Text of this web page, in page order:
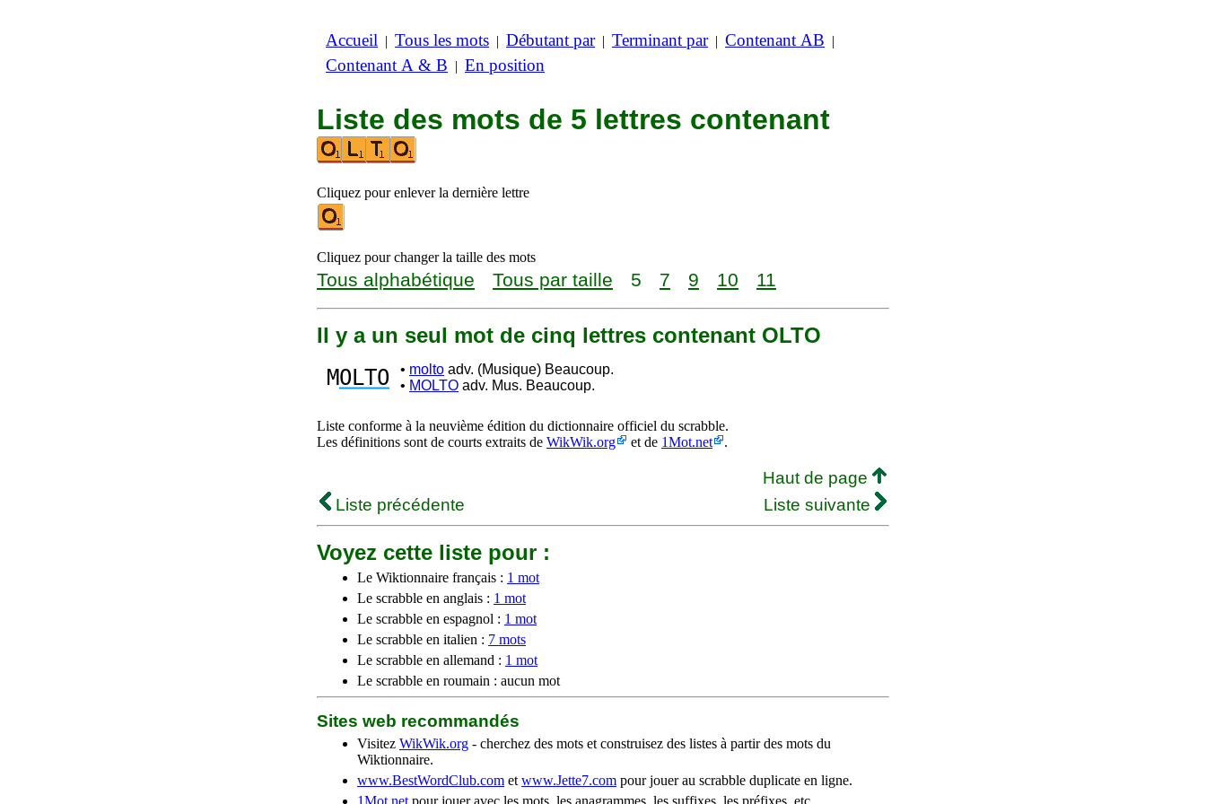
Accueil | Tous les mots | Débutant par| Terminant par| Contenant AB |
Contenant A & B | En position
Liste des mots de 5 lettres contenant
Cliquez pour enlever la dernière lettre
Cliquez pour changer la taille des mots
Tous alphabétique Tous par taille 5 7 9 10 11
Il y a un seul mot de cinq lettres contenant OLTO
MOLTO • molto adv. (Musique) Beaucoup.
• MOLTO adv. Mus. Beaucoup.
Liste conforme à la neuvième édition du dictionnaire officiel du scrabble.
Les définitions sont de courts extraits de WikWik.org et de 1Mot.net .
Haut de page
Liste précédente
Liste suivante
Voyez cette liste pour :
Le Wiktionnaire français : 1 mot
Le scrabble en anglais : 1 mot
Le scrabble en espagnol : 1 mot
Le scrabble en italien : 7 mots
Le scrabble en allemand : 1 mot
Le scrabble en roumain : aucun mot
Sites web recommandés
Visitez WikWik.org - cherchez des mots et construisez des listes à partir des mots du
Wiktionnaire.
www.BestWordClub.com et www.Jette7.com pour jouer au scrabble duplicate en ligne.
1Mot.net pour jouer avec les mots, les anagrammes, les suffixes, les préfixes, etc.